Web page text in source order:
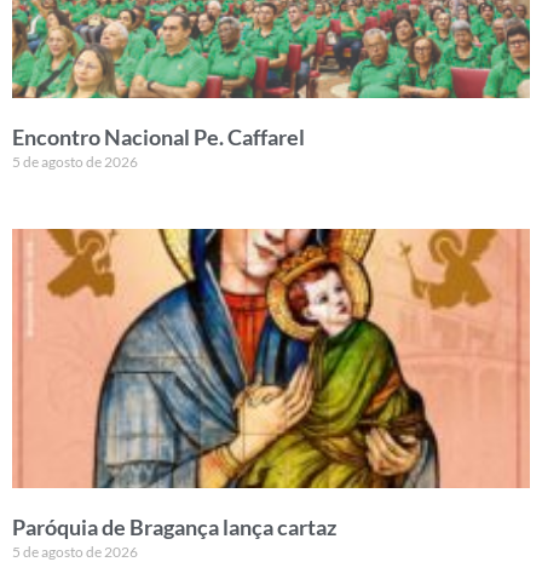
Encontro Nacional Pe. Caffarel
5 de agosto de 2026
Paróquia de Bragança lança cartaz
5 de agosto de 2026